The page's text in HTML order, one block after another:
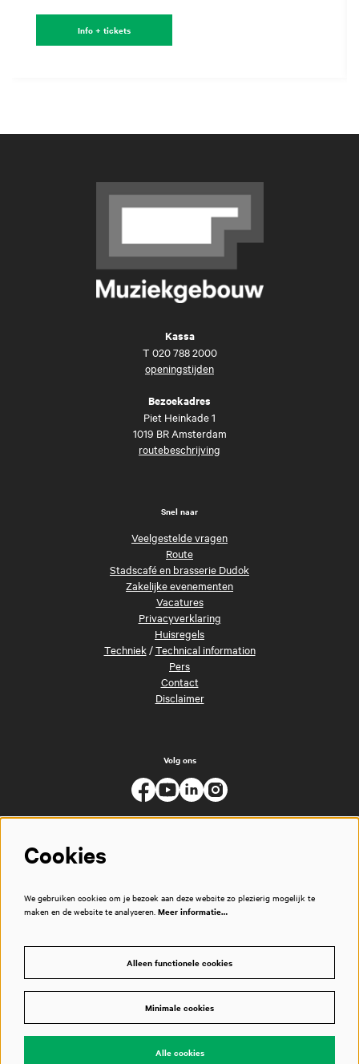
Info + tickets
Kassa
T 020 788 2000
openingstijden
Bezoekadres
Piet Heinkade 1
1019 BR Amsterdam
routebeschrijving
Snel naar
Veelgestelde vragen
Route
Stadscafé en brasserie Dudok
Zakelijke evenementen
Vacatures
Privacyverklaring
Huisregels
Techniek/Technical information
Pers
Contact
Disclaimer
Volg ons
Powered byCultureSuite
Cookies
We gebruiken cookies om je bezoek aan deze website zo plezierig mogelijk te
maken en de website te analyseren. Meer informatie…
Alleen functionele cookies
Minimale cookies
Alle cookies